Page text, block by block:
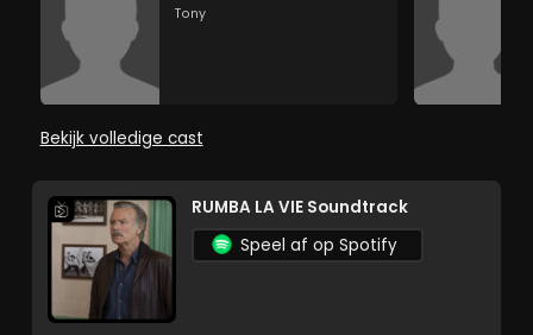
Tony
Bekijk volledige cast
RUMBA LA VIE Soundtrack
Speel af op Spotify